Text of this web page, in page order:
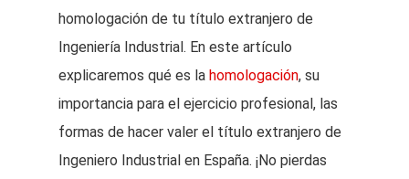
homologación de tu título extranjero de
Ingeniería Industrial. En este artículo
explicaremos qué es la homologación, su
importancia para el ejercicio profesional, las
formas de hacer valer el título extranjero de
Ingeniero Industrial en España. ¡No pierdas